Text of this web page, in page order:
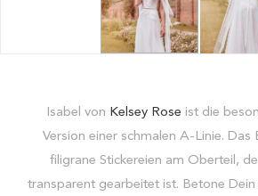
Isabel von Kelsey Rose ist die
Version einer schmalen A-Linie. Das
filigrane Stickereien am Oberteil,
transparent gearbeitet ist. Betone